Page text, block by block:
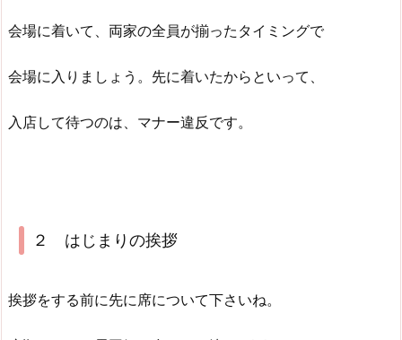
会場に着いて、両家の全員が揃ったタイミングで
会場に入りましょう。先に着いたからといって、
入店して待つのは、マナー違反です。
２ はじまりの挨拶
挨拶をする前に先に席について下さいね。